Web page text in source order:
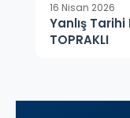
16 Nisan 2026
Yanlış
TOPRAKLI